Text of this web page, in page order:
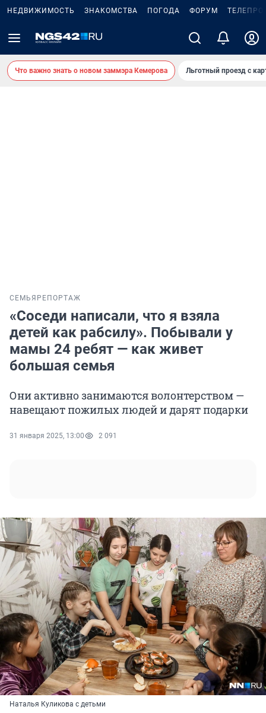
НЕДВИЖИМОСТЬ ЗНАКОМСТВА ПОГОДА ФОРУМ
Что важно знать о новом заммэра Кемерова Льготный проезд с
СЕМЬЯ РЕПОРТАЖ
«Соседи написали, что я взяла
детей как рабсилу». Побывали у
мамы 24 ребят — как живет
большая семья
Они активно занимаются волонтерством —
навещают пожилых людей и дарят подарки
31 января 2025, 13:00 2 091
Наталья Куликова с детьми